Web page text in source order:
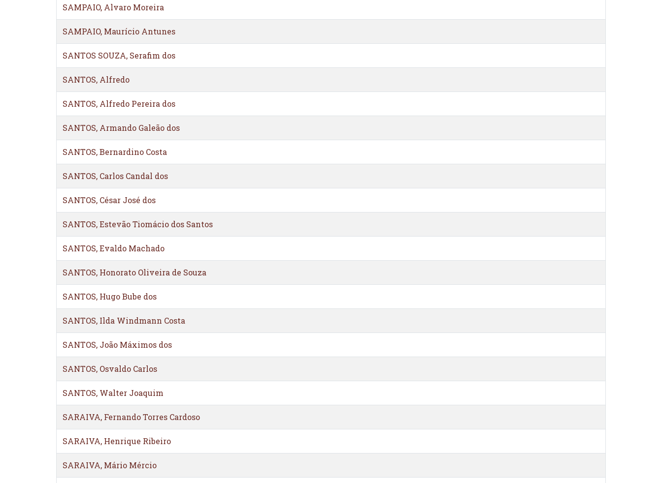
SAMPAIO, Alvaro Moreira
SAMPAIO, Maurício Antunes
SANTOS SOUZA, Serafim dos
SANTOS, Alfredo
SANTOS, Alfredo Pereira dos
SANTOS, Armando Galeão dos
SANTOS, Bernardino Costa
SANTOS, Carlos Candal dos
SANTOS, César José dos
SANTOS, Estevão Tiomácio dos Santos
SANTOS, Evaldo Machado
SANTOS, Honorato Oliveira de Souza
SANTOS, Hugo Bube dos
SANTOS, Ilda Windmann Costa
SANTOS, João Máximos dos
SANTOS, Osvaldo Carlos
SANTOS, Walter Joaquim
SARAIVA, Fernando Torres Cardoso
SARAIVA, Henrique Ribeiro
SARAIVA, Mário Mércio